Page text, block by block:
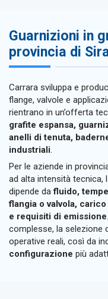
Guarnizioni in
provincia di
Carrara sviluppa e
flange, valvole e
rientrano in un’offerta
grafite espansa,
anelli di tenuta,
industriali
Per le aziende in
ad alta intensità tecnica,
dipende dafluido,
flangia o valvola,
e requisiti di emissione
complesse, la selezione
operative reali, così da
configurazione più